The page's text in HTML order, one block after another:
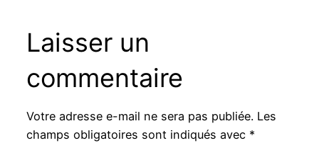
Laisser un
commentaire
Votre adresse e-mail ne sera pas publiée. Les
champs obligatoires sont indiqués avec *